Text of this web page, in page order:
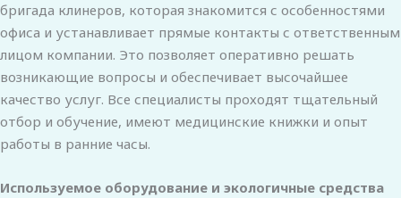
бригада клинеров, которая знакомится с особенностями
офиса и устанавливает прямые контакты с ответственным
лицом компании. Это позволяет оперативно решать
возникающие вопросы и обеспечивает высочайшее
качество услуг. Все специалисты проходят тщательный
отбор и обучение, имеют медицинские книжки и опыт
работы в ранние часы.
Используемое оборудование и экологичные средства